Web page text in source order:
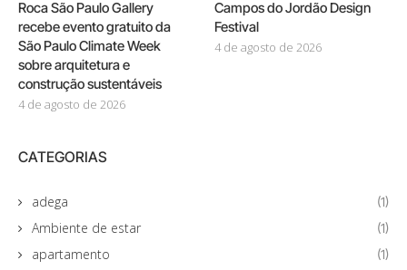
Roca São Paulo Gallery
recebe evento gratuito da
São Paulo Climate Week
sobre arquitetura e
construção sustentáveis
4 de agosto de 2026
Campos do Jordão Design
Festival
4 de agosto de 2026
CATEGORIAS
adega (1)
Ambiente de estar (1)
apartamento (1)